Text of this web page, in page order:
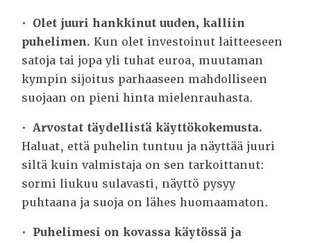
Olet juuri hankkinut uuden, kalliin
puhelimen. Kun olet investoinut laitteeseen
satoja tai jopa yli tuhat euroa, muutaman
kympin sijoitus parhaaseen mahdolliseen
suojaan on pieni hinta mielenrauhasta.
Arvostat täydellistä käyttökokemusta.
Haluat, että puhelin tuntuu ja näyttää juuri
siltä kuin valmistaja on sen tarkoittanut:
sormi liukuu sulavasti, näyttö pysyy
puhtaana ja suoja on lähes huomaamaton.
Puhelimesi on kovassa käytössä ja